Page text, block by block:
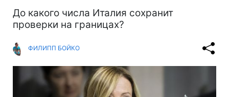
До какого числа Италия сохранит
проверки на границах?
ФИЛИПП БОЙКО